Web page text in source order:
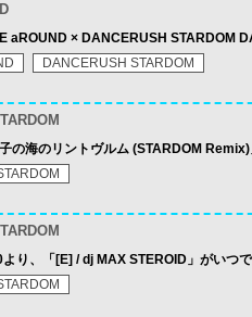
aROUND × DANCERUSH STARDOM
DANCERUSH STARDOM
の海のリントヴルム (STARDOM
り、「[E] / dj MAX STEROID」がいつ